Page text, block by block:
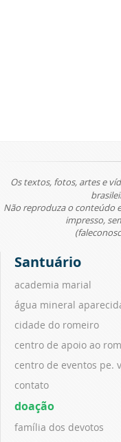
Os textos, fotos, artes e
Não reproduza o conteúdo
impresso,
Santuário
academia marial
água mineral
cidade do romeiro
centro de apoio ao
centro de eventos pe.
contato
doação
família dos devotos